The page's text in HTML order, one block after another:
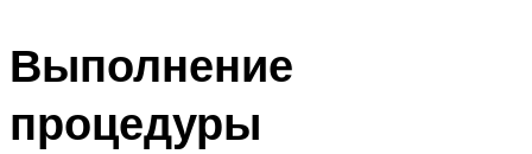
Выполнение
процедуры